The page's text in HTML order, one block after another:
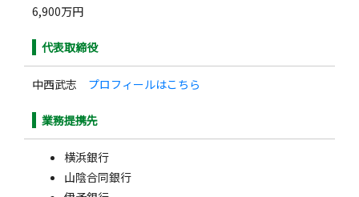
6,900万円
代表取締役
中西武志 プロフィールはこちら
業務提携先
横浜銀行
山陰合同銀行